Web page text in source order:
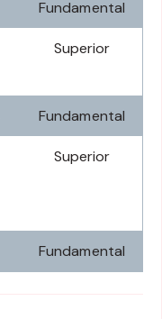
Fundamental
Superior
Fundamental
Superior
Fundamental